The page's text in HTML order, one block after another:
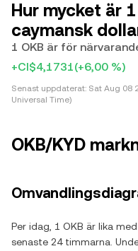
Hur mycket är
caymansk
1 OKB är för
+CI$4,1731(+6,00 %)
Senast uppdaterat: Sat Aug 08
Universal Time)
OKB/KYD
Per idag, 1 OKB är lika
senaste 24 timmarna.